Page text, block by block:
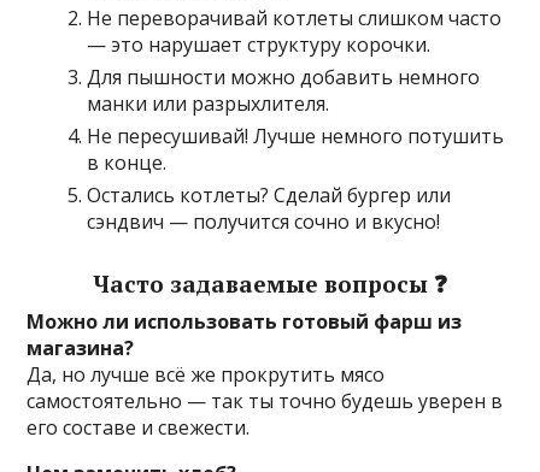
Не переворачивай котлеты слишком часто
— это нарушает структуру корочки.
Для пышности можно добавить немного
манки или разрыхлителя.
Не пересушивай! Лучше немного потушить
в конце.
Остались котлеты? Сделай бургер или
сэндвич — получится сочно и вкусно!
Часто задаваемые вопросы ❓
Можно ли использовать готовый фарш из
магазина?
Да, но лучше всё же прокрутить мясо
самостоятельно — так ты точно будешь уверен в
его составе и свежести.